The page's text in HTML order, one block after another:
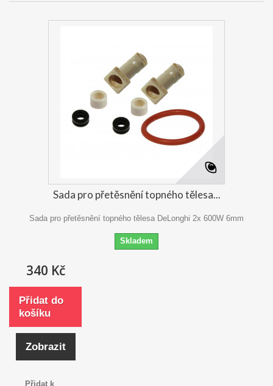
Sada pro přetěsnění topného tělesa...
Sada pro přetěsnění topného tělesa DeLonghi 2x 600W 6mm
Skladem
340 Kč
Přidat do
košíku
Zobrazit
Přidat k